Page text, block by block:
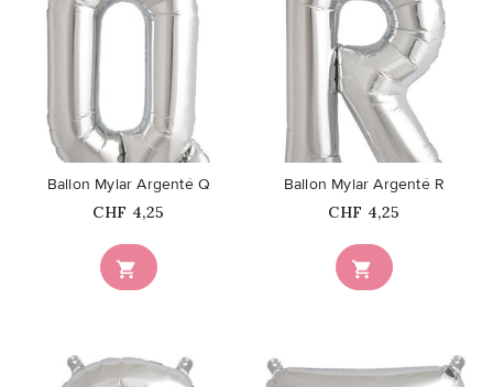
favorite_border

Ballon Mylar Argenté Q
Prix
CHF 4,25

Ballon Mylar Argenté R
Prix
CHF 4,25